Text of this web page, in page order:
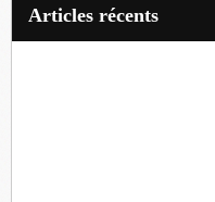
articles récents